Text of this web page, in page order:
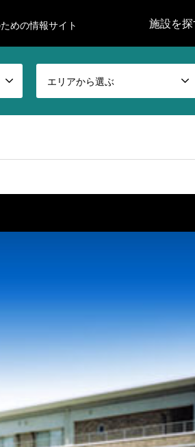
めの情報サイト 施設を
エリアから選ぶ